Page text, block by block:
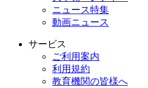
ニュース特集
動画ニュース
サービス
ご利用案内
利用規約
教育機関の皆様へ